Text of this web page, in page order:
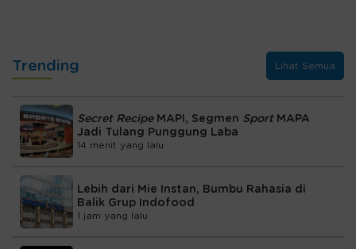
Trending Lihat Semua
Secret RecipeMAPI, Segmen Sport MAPA
Jadi Tulang Punggung Laba
14 menit yang lalu
Lebih dari Mie Instan, Bumbu Rahasia di
Balik Grup Indofood
1 jam yang lalu